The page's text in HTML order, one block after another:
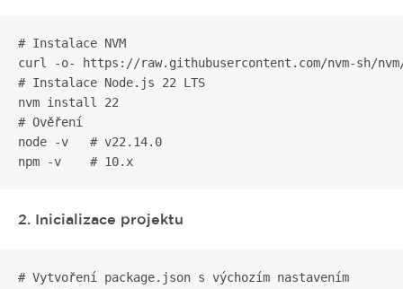
# Instalace NVM
curl -o- https://raw.githubusercontent.com/nvm-sh/
# Instalace Node.js 22 LTS
nvm install 22
# Ověření
node -v   # v22.14.0
npm -v    # 10.x
2. Inicializace projektu
# Vytvoření package.json s výchozím nastavením